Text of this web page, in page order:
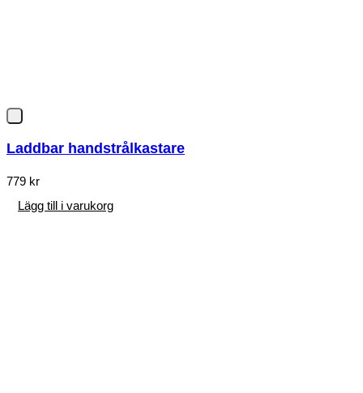
Laddbar handstrålkastare
779 kr
Lägg till i varukorg